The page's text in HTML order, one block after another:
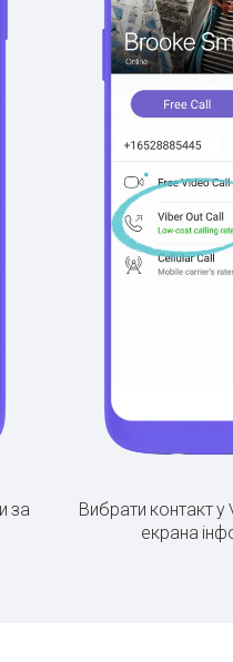
за
Вибрати контакт у
екрана